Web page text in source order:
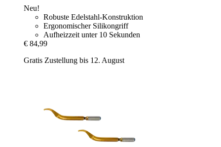
Neu!
Robuste Edelstahl-Konstruktion
Ergonomischer Silikongriff
Aufheizzeit unter 10 Sekunden
€ 84,99
Gratis Zustellung bis 12. August